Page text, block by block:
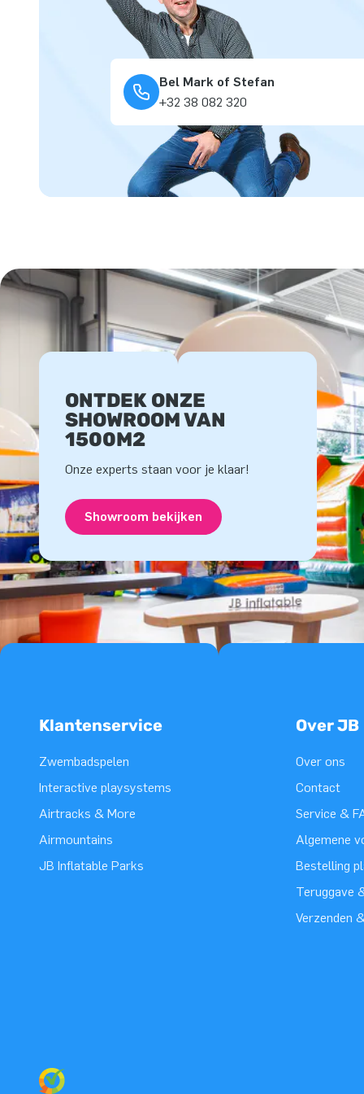
Bel Mark of Stefan
+32 38 082 320
ONTDEK ONZE
SHOWROOM VAN
1500M2
Onze experts staan voor je klaar!
Showroom bekijken
Klantenservice
Zwembadspelen
Interactive playsystems
Airtracks & More
Airmountains
JB Inflatable Parks
Over JB
Over ons
Contact
Service &
Algemene
Bestelling
Teruggave
Verzenden